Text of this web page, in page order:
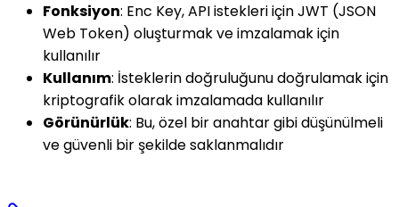
Fonksiyon: Enc Key, API istekleri için JWT (JSON
Web Token) oluşturmak ve imzalamak için
kullanılır
Kullanım: İsteklerin doğruluğunu doğrulamak için
kriptografik olarak imzalamada kullanılır
Görünürlük: Bu, özel bir anahtar gibi düşünülmeli
ve güvenli bir şekilde saklanmalıdır